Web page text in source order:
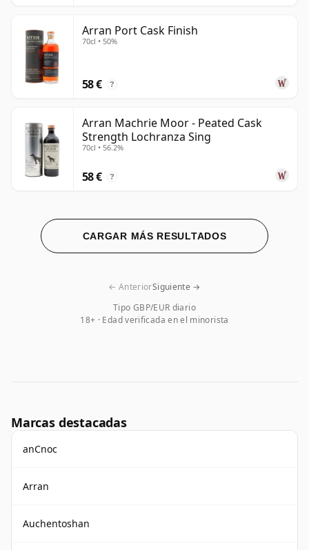
Arran Port Cask Finish
70cl • 50%
58 € ?
Arran Machrie Moor - Peated Cask
Strength Lochranza Sing
70cl • 56.2%
58 € ?
CARGAR MÁS RESULTADOS
Tipo GBP/EUR diario
18+ · Edad verificada en el minorista
← AnteriorSiguiente →
Marcas destacadas
anCnoc
Arran
Auchentoshan